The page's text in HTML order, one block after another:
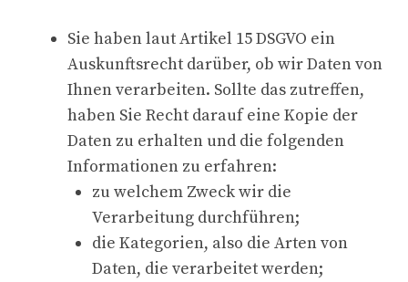
Sie haben laut Artikel 15 DSGVO ein
Auskunftsrecht darüber, ob wir Daten von
Ihnen verarbeiten. Sollte das zutreffen,
haben Sie Recht darauf eine Kopie der
Daten zu erhalten und die folgenden
Informationen zu erfahren:
zu welchem Zweck wir die
Verarbeitung durchführen;
die Kategorien, also die Arten von
Daten, die verarbeitet werden;